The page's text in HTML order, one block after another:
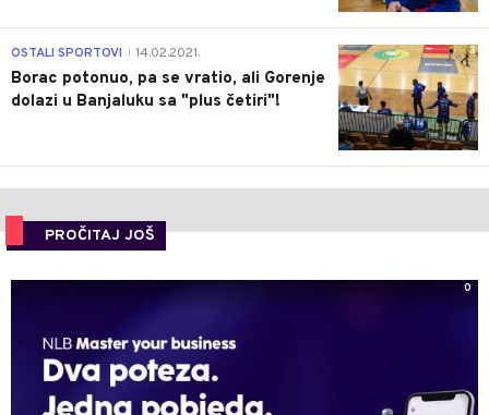
3
OSTALI SPORTOVI 14.02.2021.
Borac potonuo, pa se vratio, ali Gorenje
dolazi u Banjaluku sa "plus četiri"!
PROČITAJ JOŠ
0